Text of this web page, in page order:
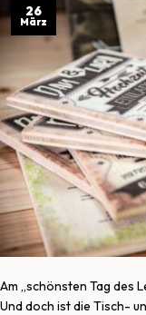
26
März
Am „schönsten Tag des
Und doch ist die Tisch-